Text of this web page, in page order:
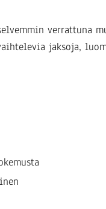
verrattuna
jaksoja,